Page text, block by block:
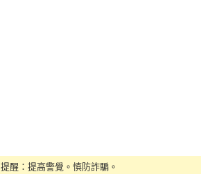
提醒：提高警覺。慎防詐騙。